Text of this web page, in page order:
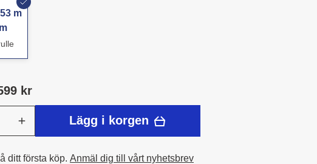
m
kr
Lägg i korgen
ditt första köp. Anmäl dig till vårt nyhetsbrev